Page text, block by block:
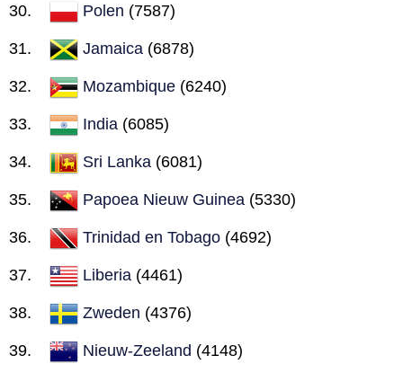
Polen (7587)
Jamaica (6878)
Mozambique (6240)
India (6085)
Sri Lanka (6081)
Papoea Nieuw Guinea (5330)
Trinidad en Tobago (4692)
Liberia (4461)
Zweden (4376)
Nieuw-Zeeland (4148)